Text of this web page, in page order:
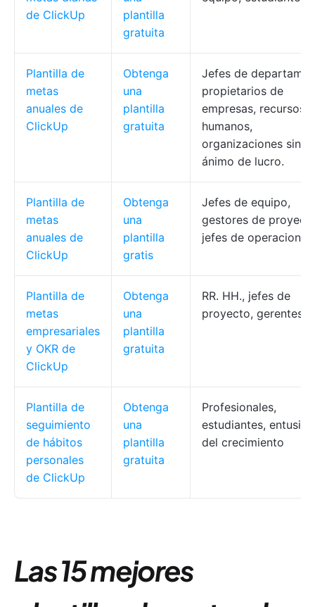
de ClickUp
plantilla
gratuita
Plantilla de
metas
anuales de
ClickUp
Obtenga
una
plantilla
gratuita
Jefes de
propietarios de
empresas, recursos
humanos,
organizaciones sin
ánimo de lucro.
Plantilla de
metas
anuales de
ClickUp
Obtenga
una
plantilla
gratis
Jefes de equipo,
gestores de
jefes de operaciones
Plantilla de
metas
empresariales
y OKR de
ClickUp
Obtenga
una
plantilla
gratuita
RR. HH., jefes de
proyecto, gerentes
Plantilla de
seguimiento
de hábitos
personales
de ClickUp
Obtenga
una
plantilla
gratuita
Profesionales,
estudiantes,
del crecimiento
Las 15 mejores